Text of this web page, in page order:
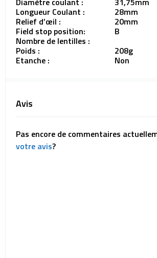
Longueur Coulant : 28mm
Relief d’œil : 20mm
Field stop position: B
Nombre de lentilles :
Poids : 208g
Etanche : Non
Avis
Pas encore de commentaires
votre avis?